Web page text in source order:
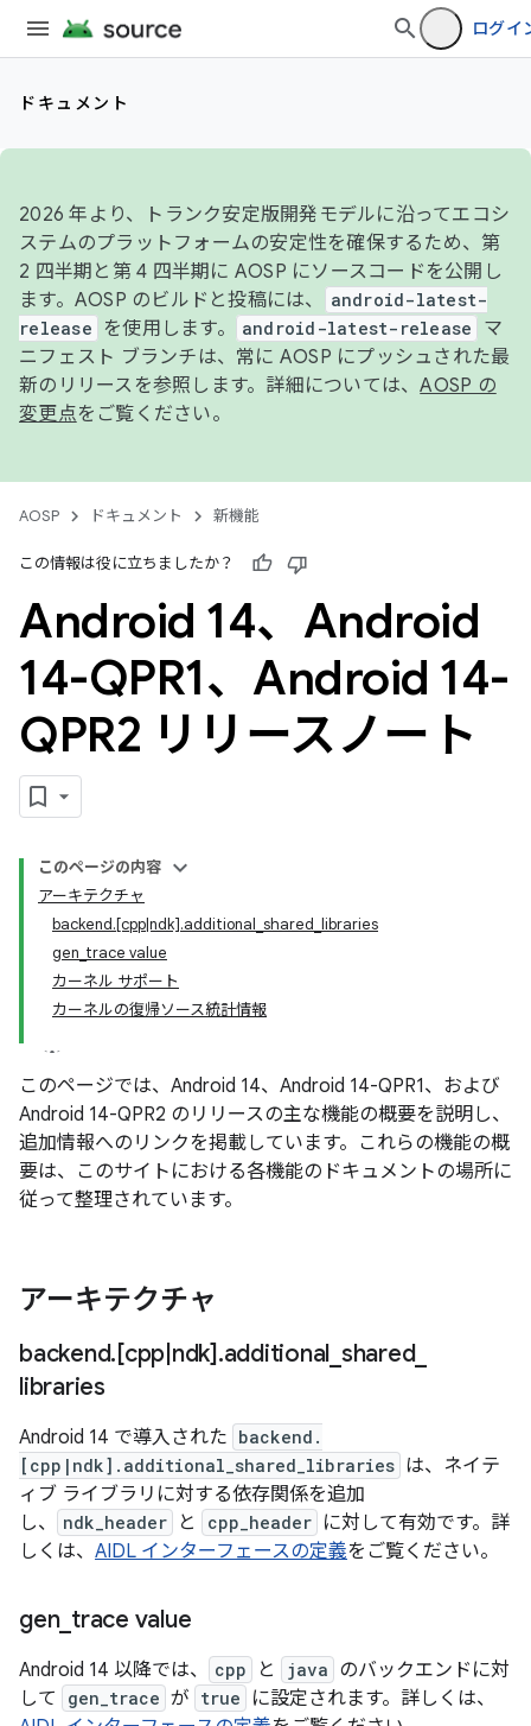
ログイ
ドキュメント
2026 年より、トランク安定版開発モデルに沿ってエコシ
ステムのプラットフォームの安定性を確保するため、第
2 四半期と第 4 四半期に AOSP にソースコードを公開し
ます。AOSP のビルドと投稿には、
android-latest-
release
を使用します。 android-latest-release
マ
ニフェスト ブランチは、常に AOSP にプッシュされた最
新のリリースを参照します。詳細については、AOSP の
変更点をご覧ください。
AOSP ドキュメント 新機能
この情報は役に立ちましたか？
Android 14、Android
14-QPR1、Android 14-
QPR2 リリースノート
このページの内容
アーキテクチャ
backend.[cpp|ndk].additional_shared_libraries
gen_trace value
カーネル サポート
カーネルの復帰ソース統計情報
このページでは、Android 14、Android 14-QPR1、および
Android 14-QPR2 のリリースの主な機能の概要を説明し、
追加情報へのリンクを掲載しています。これらの機能の概
要は、このサイトにおける各機能のドキュメントの場所に
従って整理されています。
アーキテクチャ
backend. [cpp ndk] .additional shared_
libraries
Android 14 で導入された backend.
[cpp|ndk].additional_shared_libraries は、ネイテ
ィブ ライブラリに対する依存関係を追加
し、
ndk_header と cpp_header に対して有効です。詳
しくは、 AIDL インターフェースの定義をご覧ください。
gen_ trace value
Android 14 以降では、 cpp と java のバックエンドに対
して
gen_trace が true
に設定されます。詳しくは、